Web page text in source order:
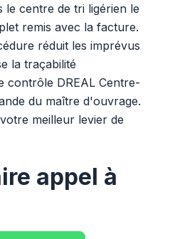
le centre de tri ligérien le
remis avec la facture.
réduit les imprévus
la traçabilité
contrôle DREAL Centre-
du maître d'ouvrage.
meilleur levier de
appel à